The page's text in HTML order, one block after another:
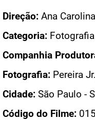
Direção: Ana Carolina
Categoria:
Companhia
Fotografia: Pereira
Cidade: São Paulo -
Código do Filme: